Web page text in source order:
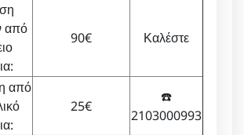
από
90€ Καλέστε
από
25€
☎️
2103000993